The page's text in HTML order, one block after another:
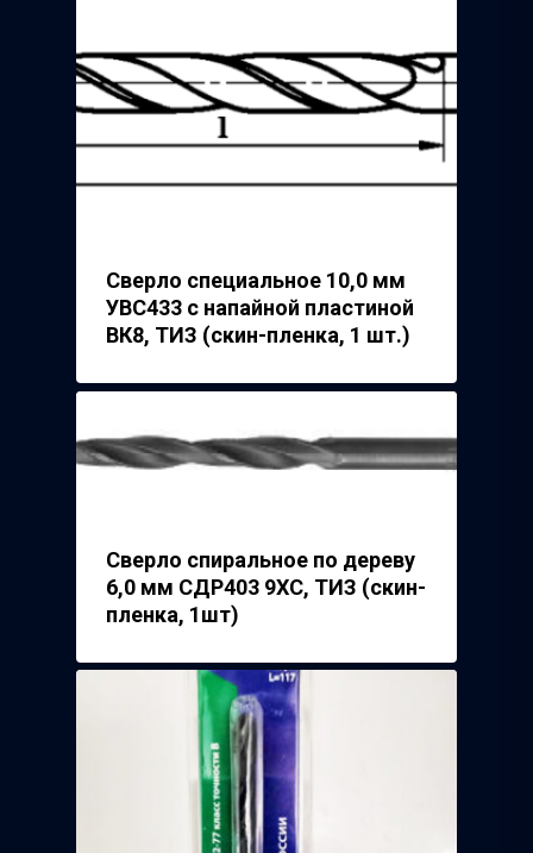
Сверло специальное 10,0 мм
УВС433 с напайной пластиной
ВК8, ТИЗ (скин-пленка, 1 шт.)
Сверло спиральное по дереву
6,0 мм СДР403 9ХС, ТИЗ (скин-
пленка, 1шт)